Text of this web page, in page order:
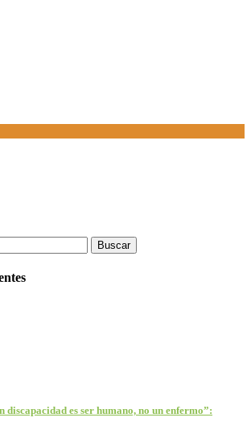
discapacidad es ser humano, no un enfermo”: